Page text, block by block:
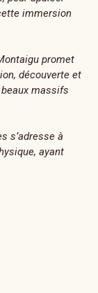
immersion
promet
découverte et
massifs
s’adresse à
ayant